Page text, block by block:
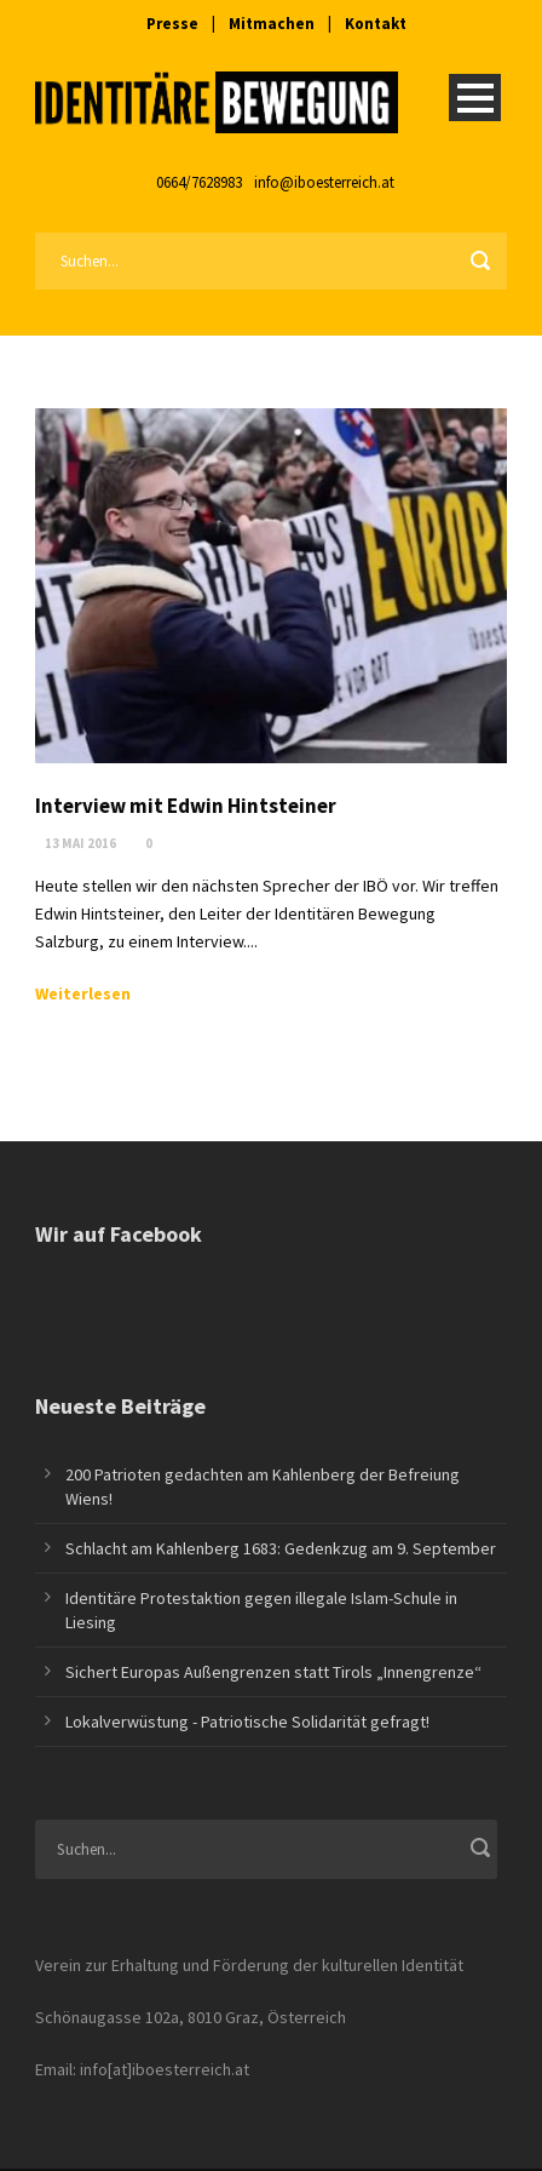
Presse Mitmachen Kontakt
0664/7628983 info@iboesterreich.at
Interview mit Edwin Hintsteiner
13 MAI 2016 0
Heute stellen wir den nächsten Sprecher der IBÖ vor. Wir treffen
Edwin Hintsteiner, den Leiter der Identitären Bewegung
Salzburg, zu einem Interview....
Weiterlesen
Wir auf Facebook
Neueste Beiträge
200 Patrioten gedachten am Kahlenberg der Befreiung
Wiens!
Schlacht am Kahlenberg 1683: Gedenkzug am 9. September
Identitäre Protestaktion gegen illegale Islam-Schule in
Liesing
Sichert Europas Außengrenzen statt Tirols „Innengrenze“
Lokalverwüstung - Patriotische Solidarität gefragt!
Verein zur Erhaltung und Förderung der kulturellen Identität
Schönaugasse 102a, 8010 Graz, Österreich
Email: info[at]iboesterreich.at